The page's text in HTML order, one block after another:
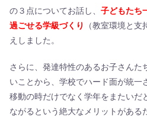
の３点についてお話し、 子どもたち
過ごせる学級づくり
（教室環境と
えしました。
さらに、発達特性のあるお子さんた
いことから、学校でハード面が統一
移動の時だけでなく学年をまたいだ
ながるという絶大なメリットがある